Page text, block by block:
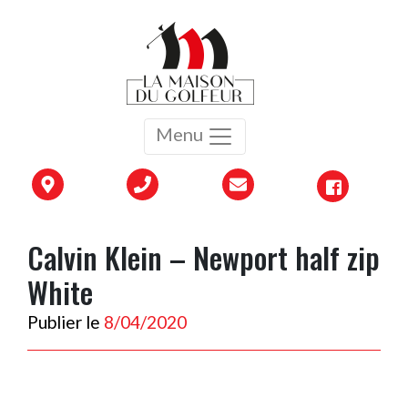
Menu
Calvin Klein – Newport half zip
White
Publier le 8/04/2020